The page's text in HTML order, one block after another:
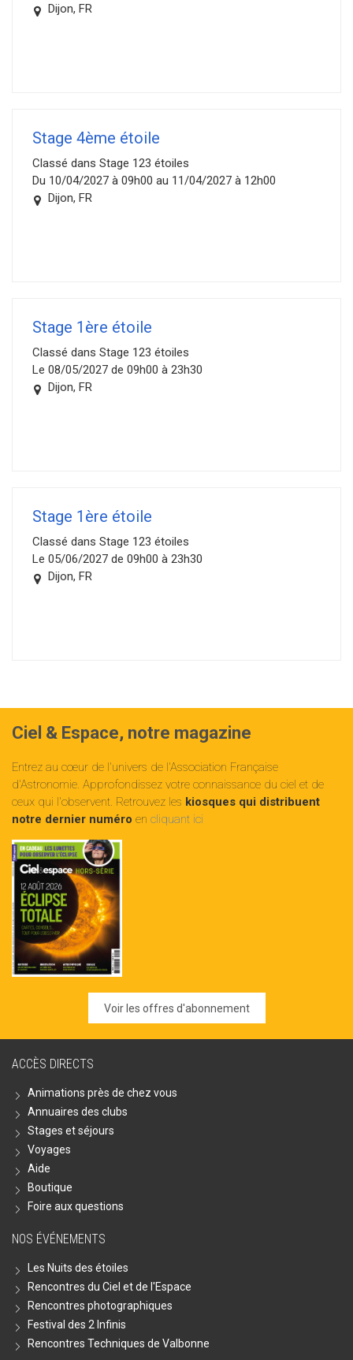
Dijon, FR
Stage 4ème étoile
Classé dans Stage 123 étoiles
Du 10/04/2027 à 09h00 au 11/04/2027 à 12h00
Dijon, FR
Stage 1ère étoile
Classé dans Stage 123 étoiles
Le 08/05/2027 de 09h00 à 23h30
Dijon, FR
Stage 1ère étoile
Classé dans Stage 123 étoiles
Le 05/06/2027 de 09h00 à 23h30
Dijon, FR
Ciel & Espace, notre magazine
Entrez au cœur de l'univers de l'Association Française
d'Astronomie. Approfondissez votre connaissance du ciel et de
ceux qui l'observent. Retrouvez les kiosques qui distribuent
notre dernier numéro en cliquant ici
Voir les offres d'abonnement
ACCÈS DIRECTS
Animations près de chez vous
Annuaires des clubs
Stages et séjours
Voyages
Aide
Boutique
Foire aux questions
NOS ÉVÉNEMENTS
Les Nuits des étoiles
Rencontres du Ciel et de l'Espace
Rencontres photographiques
Festival des 2 Infinis
Rencontres Techniques de Valbonne